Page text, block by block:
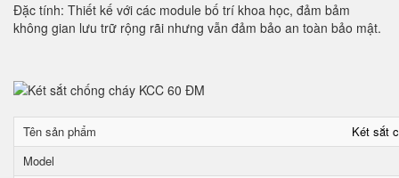
Đặc tính: Thiết kế với các module bố trí khoa học, đảm bảm
không gian lưu trữ rộng rãi nhưng vẫn đảm bảo an toàn bảo mật.
Tên sản phẩm
Két sắt
Model